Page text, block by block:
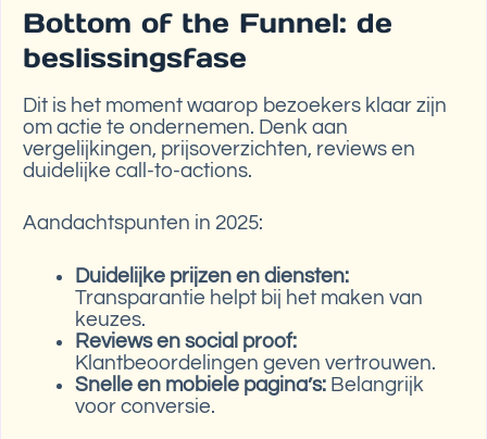
Bottom of the Funnel: de
beslissingsfase
Dit is het moment waarop bezoekers klaar zijn
om actie te ondernemen. Denk aan
vergelijkingen, prijsoverzichten, reviews en
duidelijke call-to-actions.
Aandachtspunten in 2025:
Duidelijke prijzen en diensten:
Transparantie helpt bij het maken van
keuzes.
Reviews en social proof:
Klantbeoordelingen geven vertrouwen.
Snelle en mobiele pagina’s:Belangrijk
voor conversie.